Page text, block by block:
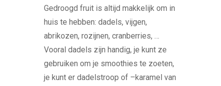
Gedroogd fruit is altijd makkelijk om in
huis te hebben: dadels, vijgen,
abrikozen, rozijnen, cranberries, …
Vooral dadels zijn handig, je kunt ze
gebruiken om je smoothies te zoeten,
je kunt er dadelstroop of –karamel van